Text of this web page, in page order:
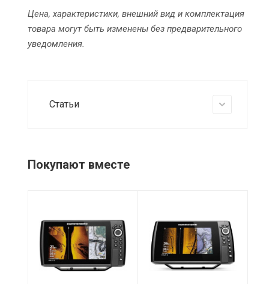
Цена, характеристики, внешний вид и комплектация
товара могут быть изменены без предварительного
уведомления.
Статьи
Покупают вместе
10,8-20 В 10,8-20 В